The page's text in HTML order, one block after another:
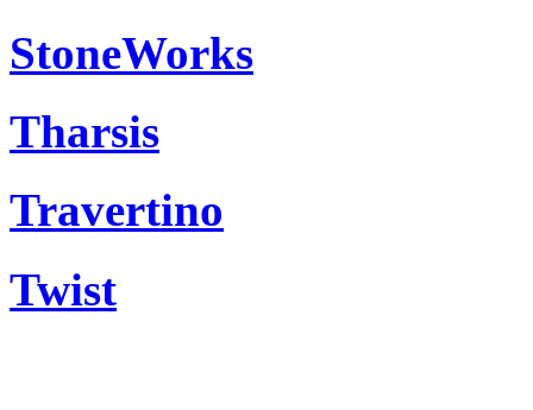
StoneWorks
Tharsis
Travertino
Twist